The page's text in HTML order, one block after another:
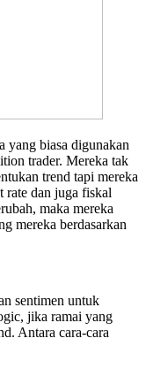
yang biasa digunakan
trader. Mereka tak
trend tapi mereka
rate dan juga fiskal
maka mereka
mereka berdasarkan
sentimen untuk
jika ramai yang
Antara cara-cara